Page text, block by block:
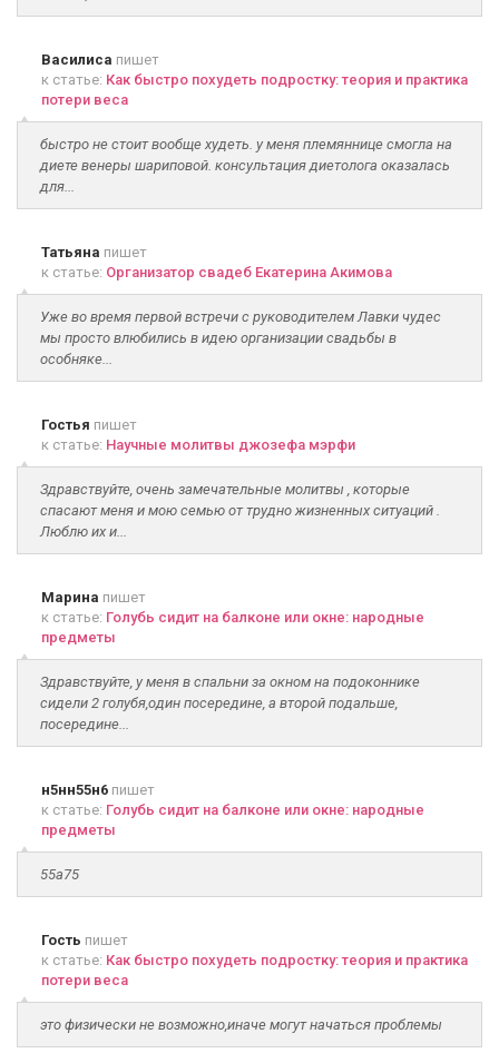
Василиса пишет
к статье: Как быстро похудеть подростку: теория и практика
потери веса
быстро не стоит вообще худеть. у меня племяннице смогла на
диете венеры шариповой. консультация диетолога оказалась
для...
Татьяна пишет
к статье: Организатор свадеб Екатерина Акимова
Уже во время первой встречи с руководителем Лавки чудес
мы просто влюбились в идею организации свадьбы в
особняке...
Гостья пишет
к статье: Научные молитвы джозефа мэрфи
Здравствуйте, очень замечательные молитвы , которые
спасают меня и мою семью от трудно жизненных ситуаций .
Люблю их и...
Марина пишет
к статье: Голубь сидит на балконе или окне: народные
предметы
Здравствуйте, у меня в спальни за окном на подоконнике
сидели 2 голубя,один посередине, а второй подальше,
посередине...
н5нн55н6 пишет
к статье: Голубь сидит на балконе или окне: народные
предметы
55а75
Гость пишет
к статье: Как быстро похудеть подростку: теория и практика
потери веса
это физически не возможно,иначе могут начаться проблемы